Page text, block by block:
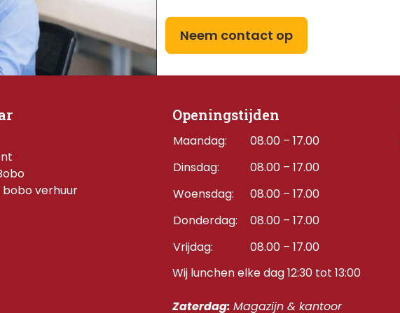
Neem contact op
verhuur
Openingstijden
Maandag:
08.00 – 17.00
Dinsdag:
08.00 – 17.00
Woensdag:
08.00 – 17.00
Donderdag: 08.00 – 17.00
Vrijdag:
08.00 – 17.00
Wij lunchen elke dag 12:30 tot 13:00
Zaterdag: Magazijn & kantoor